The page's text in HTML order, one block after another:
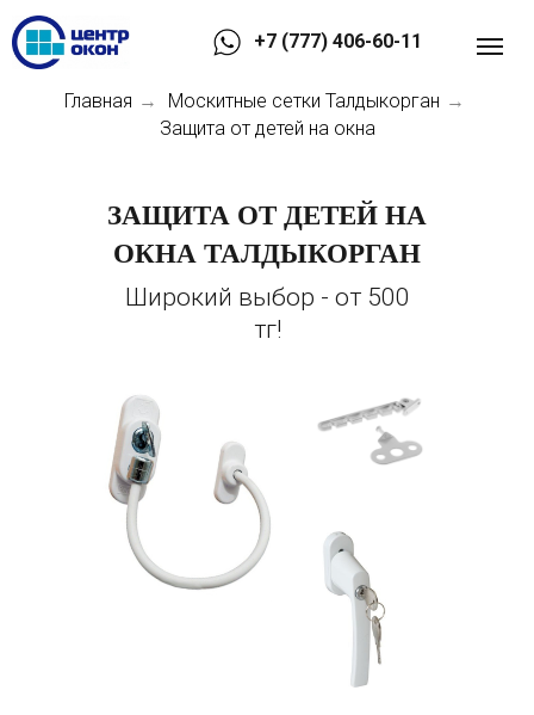
+7 (777) 406-60-11
Главная → Москитные сетки Талдыкорган →
Защита от детей на окна
ЗАЩИТА ОТ ДЕТЕЙ НА
ОКНА ТАЛДЫКОРГАН
Широкий выбор - от 500
тг!